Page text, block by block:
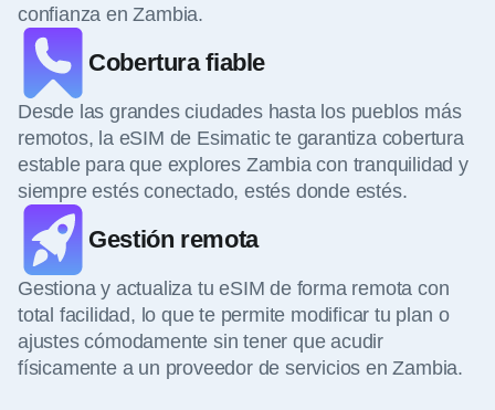
confianza en Zambia.
Cobertura fiable
Desde las grandes ciudades hasta los pueblos más
remotos, la eSIM de Esimatic te garantiza cobertura
estable para que explores Zambia con tranquilidad y
siempre estés conectado, estés donde estés.
Gestión remota
Gestiona y actualiza tu eSIM de forma remota con
total facilidad, lo que te permite modificar tu plan o
ajustes cómodamente sin tener que acudir
físicamente a un proveedor de servicios en Zambia.